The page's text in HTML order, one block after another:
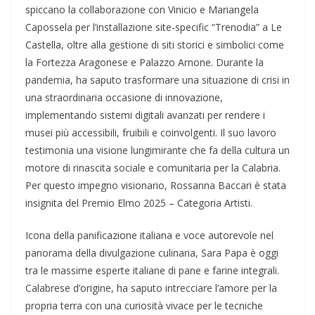
spiccano la collaborazione con Vinicio e Mariangela
Capossela per l’installazione site-specific “Trenodia” a Le
Castella, oltre alla gestione di siti storici e simbolici come
la Fortezza Aragonese e Palazzo Arnone. Durante la
pandemia, ha saputo trasformare una situazione di crisi in
una straordinaria occasione di innovazione,
implementando sistemi digitali avanzati per rendere i
musei più accessibili, fruibili e coinvolgenti. Il suo lavoro
testimonia una visione lungimirante che fa della cultura un
motore di rinascita sociale e comunitaria per la Calabria.
Per questo impegno visionario, Rossanna Baccari è stata
insignita del Premio Elmo 2025 – Categoria Artisti.
Icona della panificazione italiana e voce autorevole nel
panorama della divulgazione culinaria, Sara Papa è oggi
tra le massime esperte italiane di pane e farine integrali.
Calabrese d’origine, ha saputo intrecciare l’amore per la
propria terra con una curiosità vivace per le tecniche